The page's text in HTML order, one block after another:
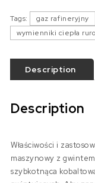
Tags: gaz rafineryjny
wymienniki ciepła
Description
Description
Właściwości i
maszynowy z
szybkotnąca